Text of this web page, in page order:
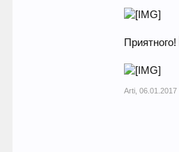
Приятного!
Arti 06.01.2017